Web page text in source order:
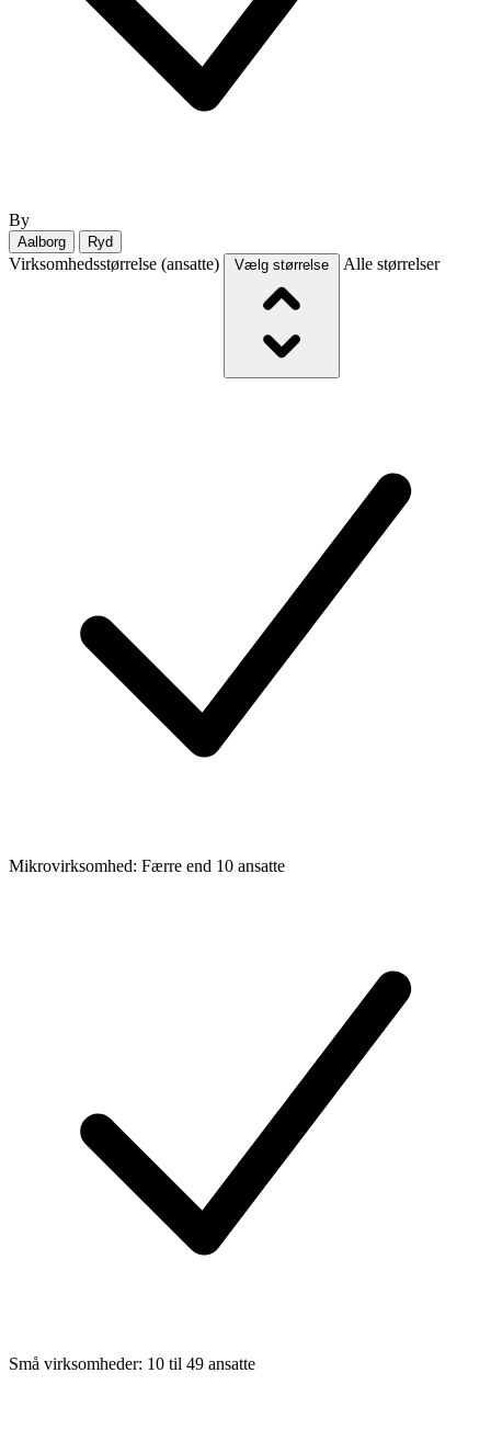
By
Aalborg Ryd
Virksomhedsstørrelse (ansatte) Vælg størrelse Alle størrelser
Mikrovirksomhed: Færre end 10 ansatte
Små virksomheder: 10 til 49 ansatte